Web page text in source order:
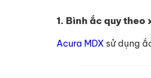
1. Bình ắc quy theo
Acura MDX sử dụng